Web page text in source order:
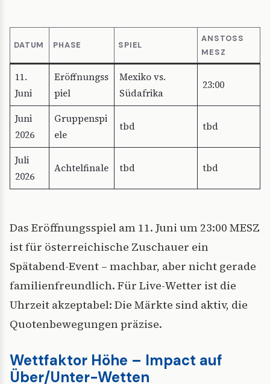
DATUM PHASE SPIEL
ANSTOSS M
ESZ
11.
Juni
Eröffnungss
piel
Mexiko vs.
Südafrika
23:00
Juni
2026
Gruppenspi
ele
tbd tbd
Juli
2026
Achtelfinale tbd tbd
Das Eröffnungsspiel am 11. Juni um 23:00 MESZ
ist für österreichische Zuschauer ein
Spätabend-Event – machbar, aber nicht gerade
familienfreundlich. Für Live-Wetter ist die
Uhrzeit akzeptabel: Die Märkte sind aktiv, die
Quotenbewegungen präzise.
Wettfaktor Höhe – Impact auf
Über/Unter-Wetten